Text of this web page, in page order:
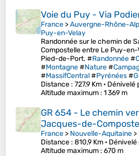
Voie du Puy - Via
France >Auvergne-Rhône-
Puy-en-Velay
Randonnée sur le chemin de
Compostelle entre Le Puy-
Pied-de-Port. #Randonnée#
#Montagne#Nature#
#MassifCentral#Pyrénées#
Distance : 727,9 Km • Dénivelé
Altitude maximum : 1 369 m
GR 654 - Le chemin
Jacques-de-
France > Nouvelle-Aquitaine >
Distance : 810,9 Km •
Altitude maximum : 670 m